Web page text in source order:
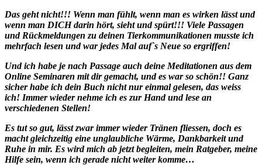
Das geht nicht!!! Wenn man fühlt, wenn man es wirken lässt und
wenn man DICH darin hört, sieht und spürt!!! Viele Passagen
und Rückmeldungen zu deinen Tierkommunikationen musste ich
mehrfach lesen und war jedes Mal auf`s Neue so ergriffen!
Und ich habe je nach Passage auch deine Meditationen aus dem
Online Seminaren mit dir gemacht, und es war so schön!! Ganz
sicher habe ich dein Buch nicht nur einmal gelesen, das weiss
ich! Immer wieder nehme ich es zur Hand und lese an
verschiedenen Stellen!
Es tut so gut, lässt zwar immer wieder Tränen fliessen, doch es
macht gleichzeitig eine unglaubliche Wärme, Dankbarkeit und
Ruhe in mir. Es wird mich ab jetzt begleiten, mein Ratgeber, meine
Hilfe sein, wenn ich gerade nicht weiter komme…